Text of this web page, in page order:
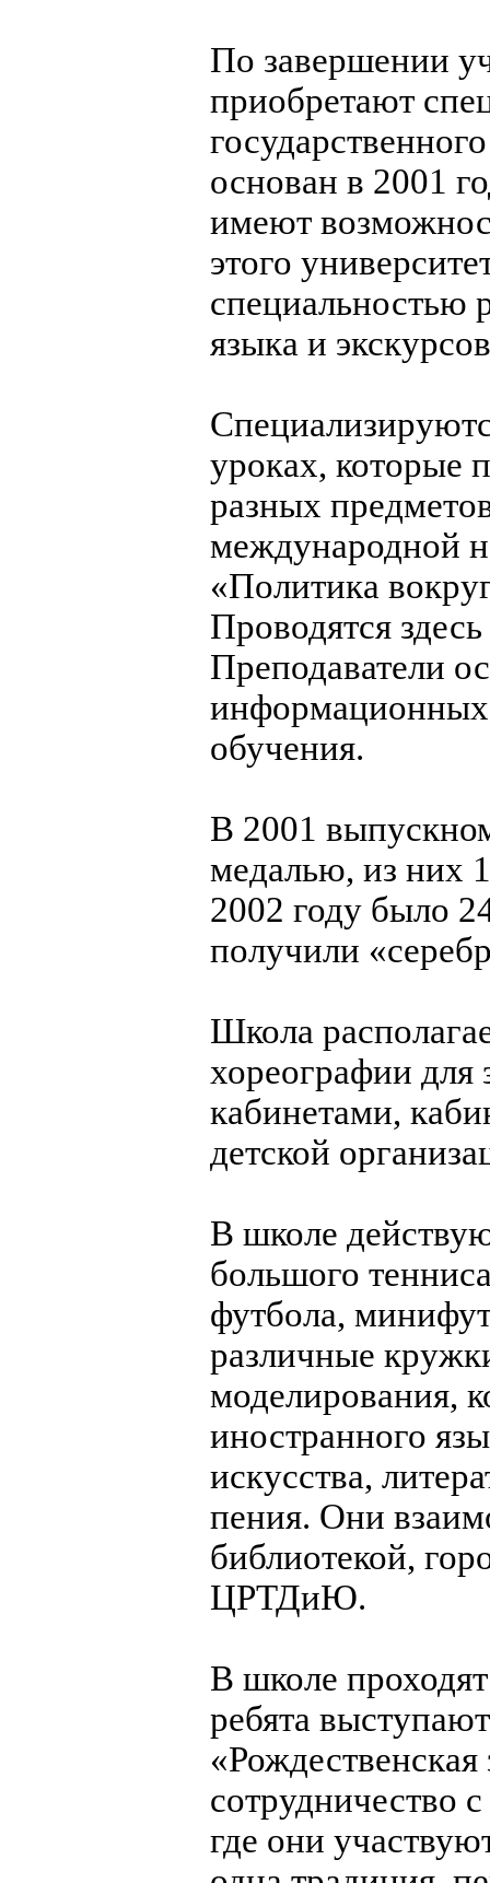
По завершении
приобретают
основан в 2001
имеют
этого
специальностью
языка и
уроках, которые
разных
международной
«Политика
Проводятся
Преподаватели
обучения.
В 2001
медалью, из них
2002 году было
получили
Школа
хореографии
кабинетами,
детской
В школе
большого
футбола,
различные
моделирования,
иностранного
искусства,
пения. Они
библиотекой,
ЦРТДиЮ.
В школе
ребята
сотрудничество
где они